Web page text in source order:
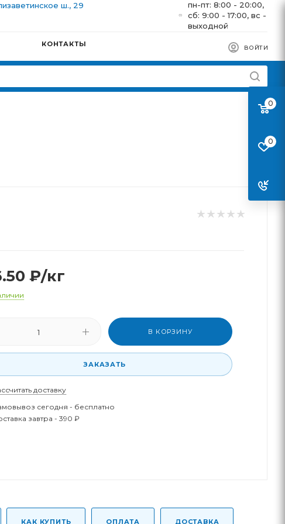
ш., 29
пн-пт: 8:00 - 20:00,
сб: 9:00 - 17:00, вс -
выходной
ВОЙТИ
КОНТАКТЫ
₽/кг
В КОРЗИНУ
ЗАКАЗАТЬ
доставку
сегодня - бесплатно
завтра - 390 ₽
КАК КУПИТЬ ОПЛАТА ДОСТАВКА
0
0